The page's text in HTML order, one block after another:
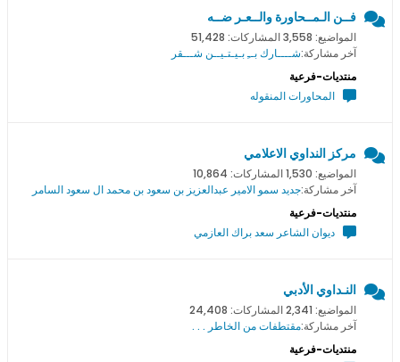
فــن الـمــحاورة والــعـر ضــه
المواضيع: 3,558 المشاركات: 51,428
آخر مشاركة:شــــارك بــِ بـيـتـيــن شـــقر
منتديات-فرعية
المحاورات المنقوله
مركز النداوي الاعلامي
المواضيع: 1,530 المشاركات: 10,864
آخر مشاركة:جديد سمو اﻻمير عبدالعزيز بن سعود بن محمد ال سعود السامر
منتديات-فرعية
ديوان الشاعر سعد براك العازمي
النـداوي الأدبي
المواضيع: 2,341 المشاركات: 24,408
آخر مشاركة:مقتطفات من الخاطر . . .
منتديات-فرعية